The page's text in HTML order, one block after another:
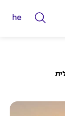
ה
ל
he